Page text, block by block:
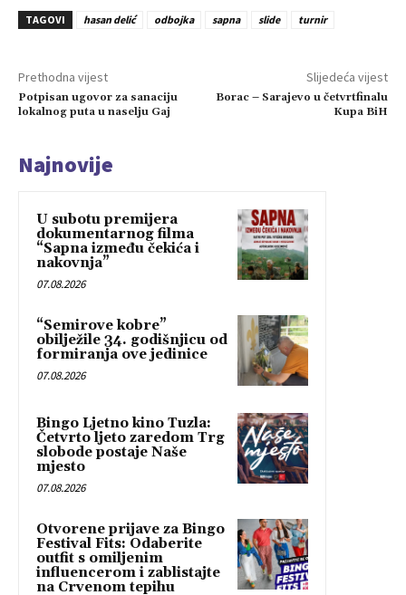
TAGOVI hasan delić odbojka sapna slide turnir
Prethodna vijest
Potpisan ugovor za sanaciju
lokalnog puta u naselju Gaj
Slijedeća vijest
Borac – Sarajevo u četvrtfinalu
Kupa BiH
Najnovije
U subotu premijera
dokumentarnog filma
“Sapna između čekića i
nakovnja”
07.08.2026
“Semirove kobre”
obilježile 34. godišnjicu od
formiranja ove jedinice
07.08.2026
Bingo Ljetno kino Tuzla:
Četvrto ljeto zaredom Trg
slobode postaje Naše
mjesto
07.08.2026
Otvorene prijave za Bingo
Festival Fits: Odaberite
outfit s omiljenim
influencerom i zablistajte
na Crvenom tepihu